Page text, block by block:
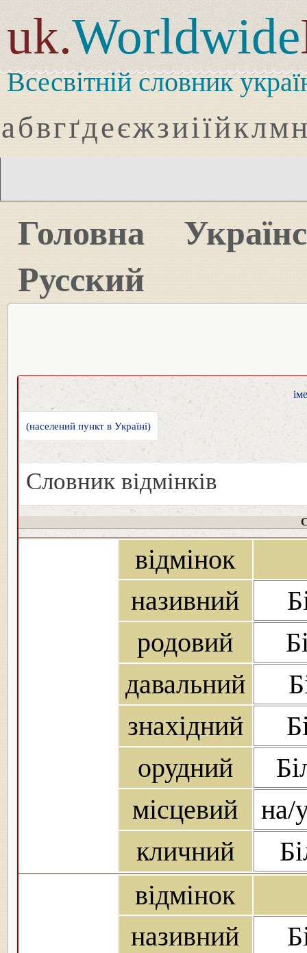
uk.Worldwide
Всесвітній словник
абвгґдеєжзиіїйклмн
Головна
Русский
(населений пункт в Україні)
Словник відмінків
відмінок
називний
родовий
давальний
знахідний
орудний
місцевий
на/
кличний
відмінок
називний